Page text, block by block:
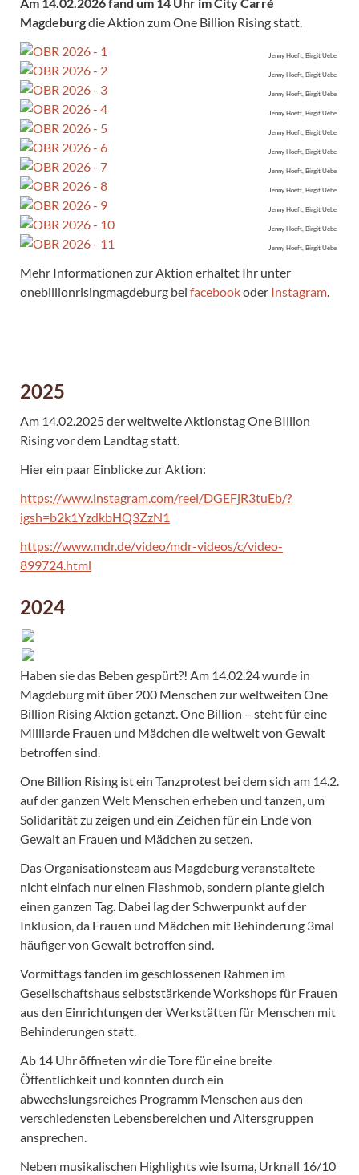
Magdeburgdie Aktion zum One Billion Rising statt.
Jenny Hoeft, Birgit Uebe
Jenny Hoeft, Birgit Uebe
Jenny Hoeft, Birgit Uebe
Jenny Hoeft, Birgit Uebe
Jenny Hoeft, Birgit Uebe
Jenny Hoeft, Birgit Uebe
Jenny Hoeft, Birgit Uebe
Jenny Hoeft, Birgit Uebe
Jenny Hoeft, Birgit Uebe
Jenny Hoeft, Birgit Uebe
Jenny Hoeft, Birgit Uebe
Mehr Informationen zur Aktion erhaltet Ihr unter
onebillionrisingmagdeburg bei facebookoder Instagram.
2025
Am 14.02.2025 der weltweite Aktionstag One BIllion
Rising vor dem Landtag statt.
Hier ein paar Einblicke zur Aktion:
https://www.instagram.com/reel/DGEFjR3tuEb/?
igsh=b2k1YzdkbHQ3ZzN1
https://www.mdr.de/video/mdr-videos/c/video-
899724.html
2024
Haben sie das Beben gespürt?! Am 14.02.24 wurde in
Magdeburg mit über 200 Menschen zur weltweiten One
Billion Rising Aktion getanzt. One Billion – steht für eine
Milliarde Frauen und Mädchen die weltweit von Gewalt
betroffen sind.
One Billion Rising ist ein Tanzprotest bei dem sich am 14.2.
auf der ganzen Welt Menschen erheben und tanzen, um
Solidarität zu zeigen und ein Zeichen für ein Ende von
Gewalt an Frauen und Mädchen zu setzen.
Das Organisationsteam aus Magdeburg veranstaltete
nicht einfach nur einen Flashmob, sondern plante gleich
einen ganzen Tag. Dabei lag der Schwerpunkt auf der
Inklusion, da Frauen und Mädchen mit Behinderung 3mal
häufiger von Gewalt betroffen sind.
Vormittags fanden im geschlossenen Rahmen im
Gesellschaftshaus selbststärkende Workshops für Frauen
aus den Einrichtungen der Werkstätten für Menschen mit
Behinderungen statt.
Ab 14 Uhr öffneten wir die Tore für eine breite
Öffentlichkeit und konnten durch ein
abwechslungsreiches Programm Menschen aus den
verschiedensten Lebensbereichen und Altersgruppen
ansprechen.
Neben musikalischen Highlights wie Isuma, Urknall 16/10